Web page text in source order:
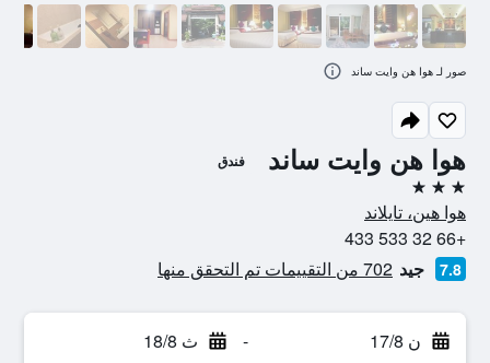
هوا هن وايت ساند فندق
3 نجوم
هوا هين، تايلاند
+66 32 533 433
7.8 جيد 702 من التقييمات تم التحقق منها
ن 17/8 - ث 18/8
صور لـ هوا هن وايت ساند